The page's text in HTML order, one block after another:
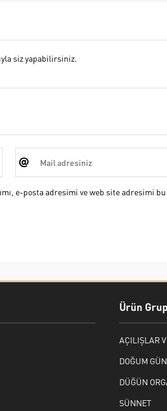
siz yapabilirsiniz.
e-posta adresimi ve web site adresimi bu
Ürün
AÇILIŞLAR
DOĞUM
DÜĞÜN
SÜNNET